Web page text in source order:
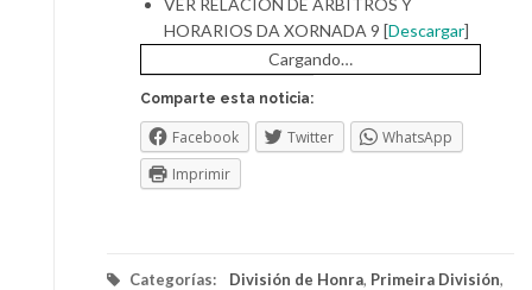
HORARIOS DA XORNADA 9 [Descargar]
Cargando…
Comparte esta noticia:
Facebook Twitter
WhatsApp
Imprimir
Categorías: División de Honra, Primeira División,